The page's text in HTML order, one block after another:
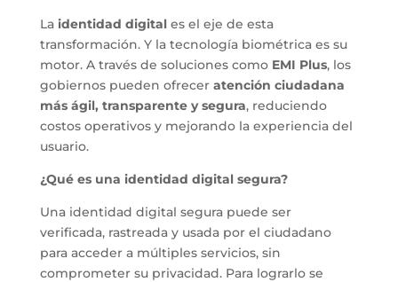
La identidad digitales el eje de esta
transformación. Y la tecnología biométrica es su
motor. A través de soluciones como EMI Plus, los
gobiernos pueden ofrecer atención ciudadana
más ágil, transparente y segura, reduciendo
costos operativos y mejorando la experiencia del
usuario.
¿Qué es una identidad digital segura?
Una identidad digital segura puede ser
verificada, rastreada y usada por el ciudadano
para acceder a múltiples servicios, sin
comprometer su privacidad. Para lograrlo se